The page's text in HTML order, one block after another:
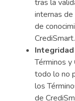
tras la
internas
de
CrediSmart.
Términos y
todo lo no
los
de